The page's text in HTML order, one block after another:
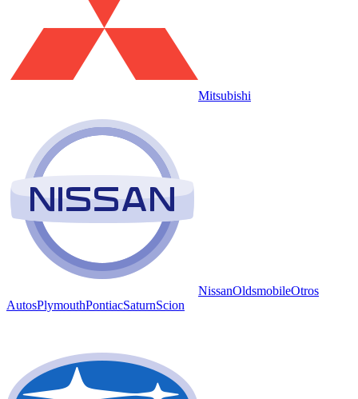
Mitsubishi
NissanOldsmobileOtros
AutosPlymouthPontiacSaturnScion